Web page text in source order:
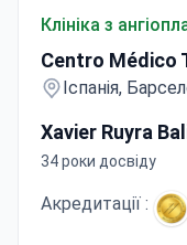
Клініка з
Centro Médico
Іспанія,
Xavier Ruyra
34 роки досвіду
Акредитації :